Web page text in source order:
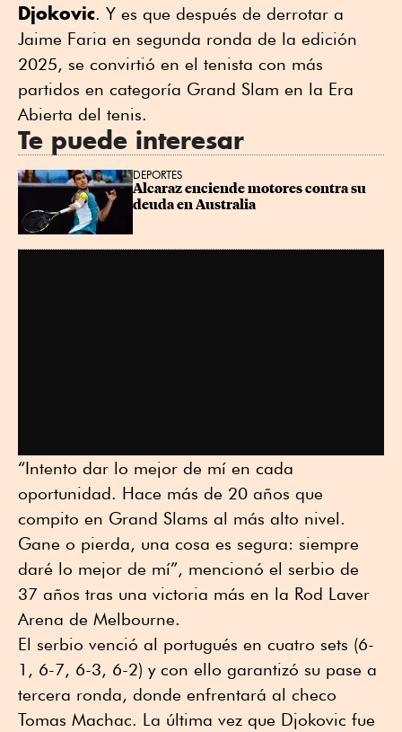
Djokovic. Y es que después de derrotar a
Jaime Faria en segunda ronda de la edición
2025, se convirtió en el tenista con más
partidos en categoría Grand Slam en la Era
Abierta del tenis.
Te puede interesar
DEPORTES
Alcaraz enciende motores contra su
deuda en Australia
“Intento dar lo mejor de mí en cada
oportunidad. Hace más de 20 años que
compito en Grand Slams al más alto nivel.
Gane o pierda, una cosa es segura: siempre
daré lo mejor de mí”, mencionó el serbio de
37 años tras una victoria más en la Rod Laver
Arena de Melbourne.
El serbio venció al portugués en cuatro sets (6-
1, 6-7, 6-3, 6-2) y con ello garantizó su pase a
tercera ronda, donde enfrentará al checo
Tomas Machac. La última vez que Djokovic fue